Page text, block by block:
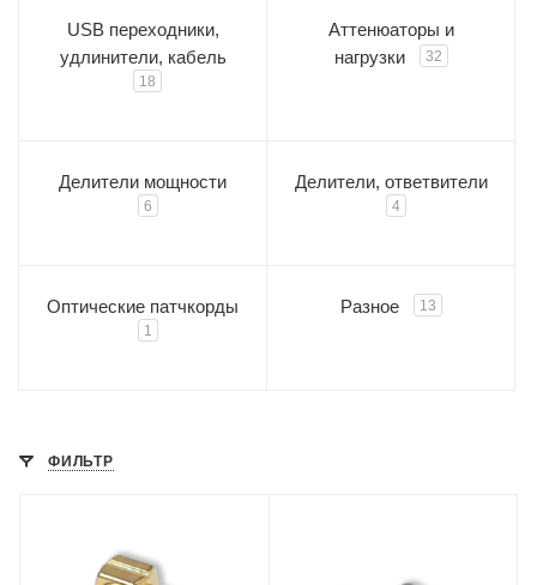
USB переходники,
удлинители, кабель
18
Аттенюаторы и
нагрузки
32
Делители мощности
6
Делители, ответвители
4
Оптические патчкорды
1
Разное 13
ФИЛЬТР